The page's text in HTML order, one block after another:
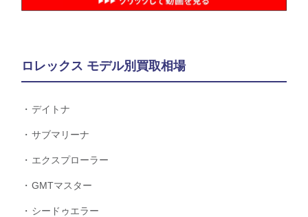
ロレックス モデル別買取相場
デイトナ
サブマリーナ
エクスプローラー
GMTマスター
シードゥエラー